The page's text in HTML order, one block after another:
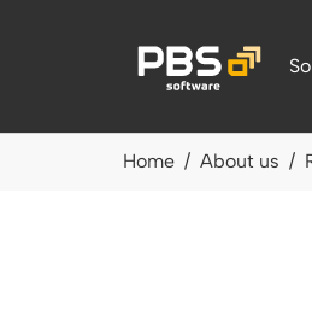
Home About us